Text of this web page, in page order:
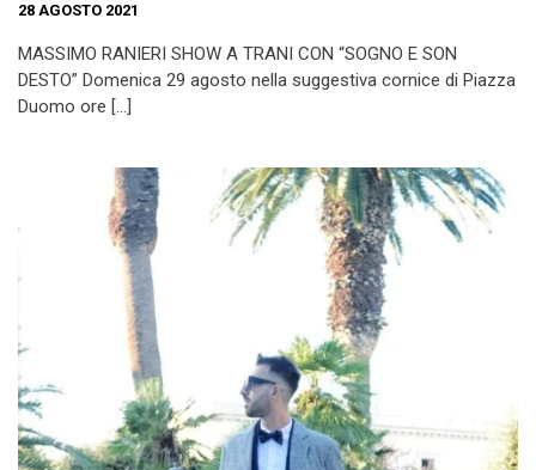
28 AGOSTO 2021
MASSIMO RANIERI SHOW A TRANI CON “SOGNO E SON
DESTO” Domenica 29 agosto nella suggestiva cornice di Piazza
Duomo ore […]